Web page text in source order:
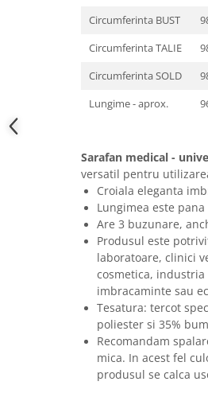
Circumferinta BUST
Circumferinta TALIE
Circumferinta SOLD
Lungime - aprox.
Sarafan medical -
versatil pentru
Croiala eleganta
Lungimea este
Are 3 buzunare,
Produsul este
laboratoare, clinici
cosmetica, industria
imbracaminte sau
Tesatura: tercot
poliester si 35%
Recomandam
mica. In acest fel
produsul se calca